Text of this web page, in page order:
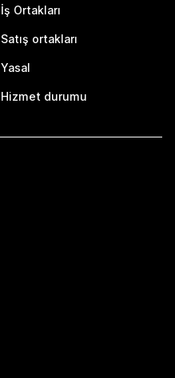
İş Ortakları
Satış ortakları
Yasal
Hizmet durumu